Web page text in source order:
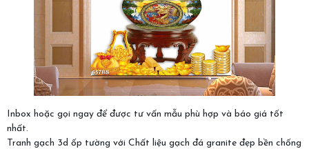
Inbox hoặc gọi ngay để được tư vấn mẫu phù hợp và báo giá tốt
nhất.
Tranh gạch 3d ốp tường với Chất liệu gạch đá granite đẹp bền chống